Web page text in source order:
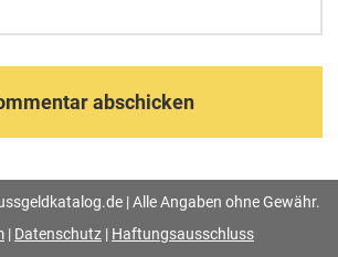
| Alle Angaben ohne Gewähr.
| Datenschutz | Haftungsausschluss